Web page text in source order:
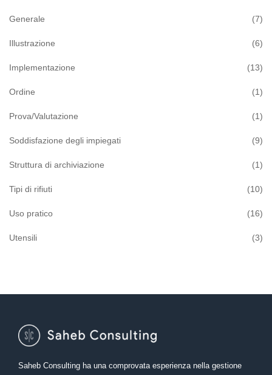
Generale (7)
Illustrazione (6)
Implementazione (13)
Ordine (1)
Prova/Valutazione (1)
Soddisfazione degli impiegati (9)
Struttura di archiviazione (1)
Tipi di rifiuti (10)
Uso pratico (16)
Utensili (3)
Saheb Consulting ha una comprovata esperienza nella gestione